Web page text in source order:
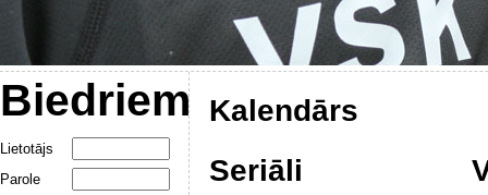
Biedriem
Lietotājs
Parole
Kalendārs
Seriāli